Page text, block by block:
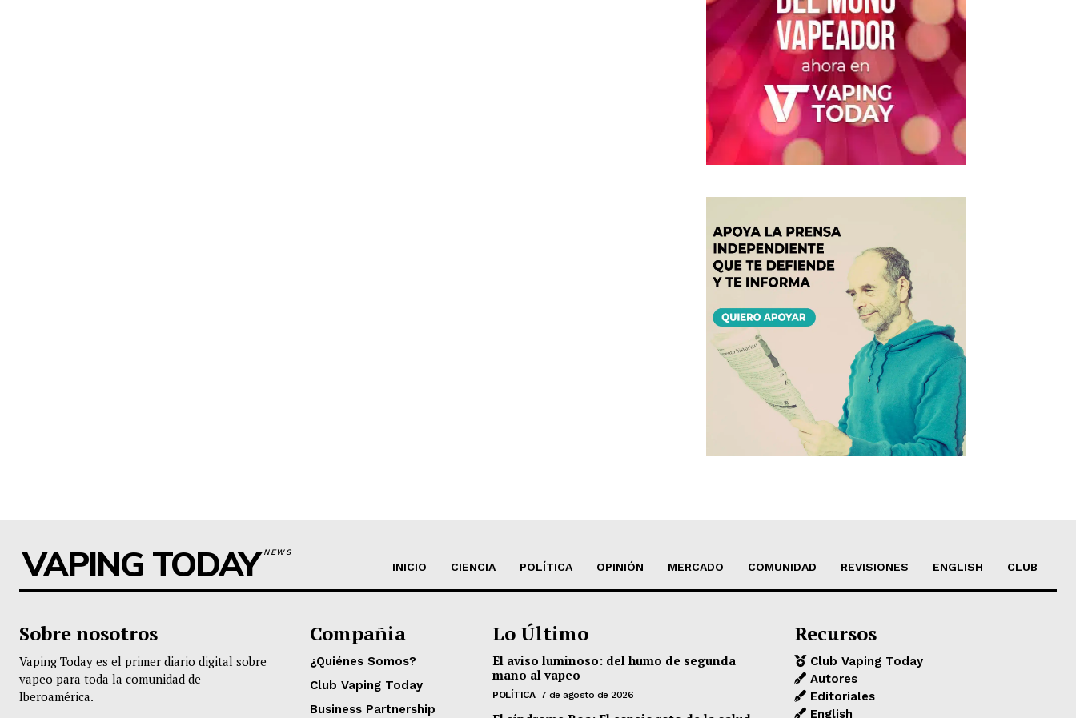
VAPING TODAYNEWS
INICIO CIENCIA POLÍTICA OPINIÓN MERCADO COMUNIDAD REVISIONES ENGLISH CLUB
Sobre nosotros
Vaping Today es el primer diario digital sobre
vapeo para toda la comunidad de
Iberoamérica.
Compañia
¿Quiénes Somos?
Club Vaping Today
Business Partnership
Lo Último
El aviso luminoso: del humo de segunda
mano al vapeo
POLÍTICA 7 de agosto de 2026
Recursos
Club Vaping Today
Autores
Editoriales
English